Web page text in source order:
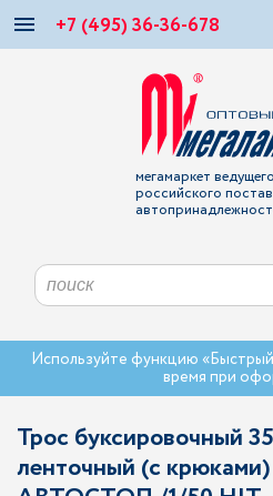
+7 (495) 36-36-678
мегамаркет ведущего
российского
Используйте функцию
время при
Трос буксировочный
ленточный (с крюками)